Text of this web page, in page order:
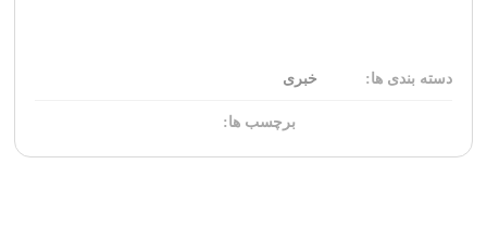
دسته بندی ها: خبری
برچسب ها: